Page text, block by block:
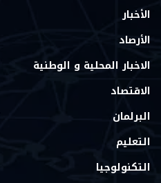
الأخبار
الأرصاد
الاخبار المحلية و الوطنية
الاقتصاد
البرلمان
التعليم
التكنولوجيا